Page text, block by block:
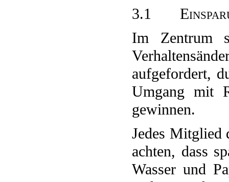
3.1
Im Zentrum
aufgefordert,
Umgang mit
gewinnen.
Jedes Mitglied
achten, dass
Wasser und